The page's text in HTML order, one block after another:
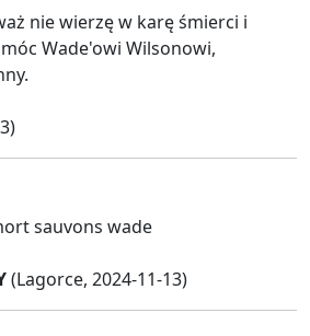
nie wierzę w karę śmierci i
Wade'owi Wilsonowi,
sauvons wade
(Lagorce, 2024-11-13)